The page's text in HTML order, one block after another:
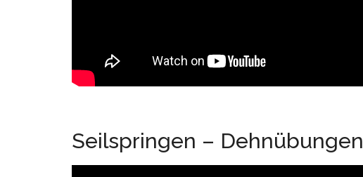
Seilspringen – Dehnübungen